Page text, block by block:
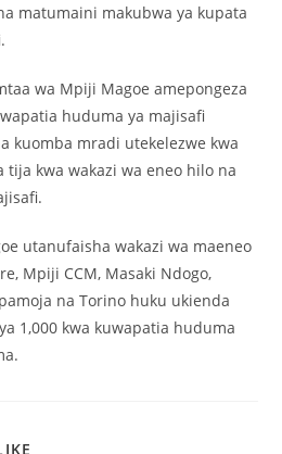
matumaini makubwa ya kupata
wa Mpiji Magoe amepongeza
huduma ya majisafi
kuomba mradi utekelezwe kwa
tija kwa wakazi wa eneo hilo na
utanufaisha wakazi wa maeneo
Mpiji CCM, Masaki Ndogo,
na Torino huku ukienda
1,000 kwa kuwapatia huduma